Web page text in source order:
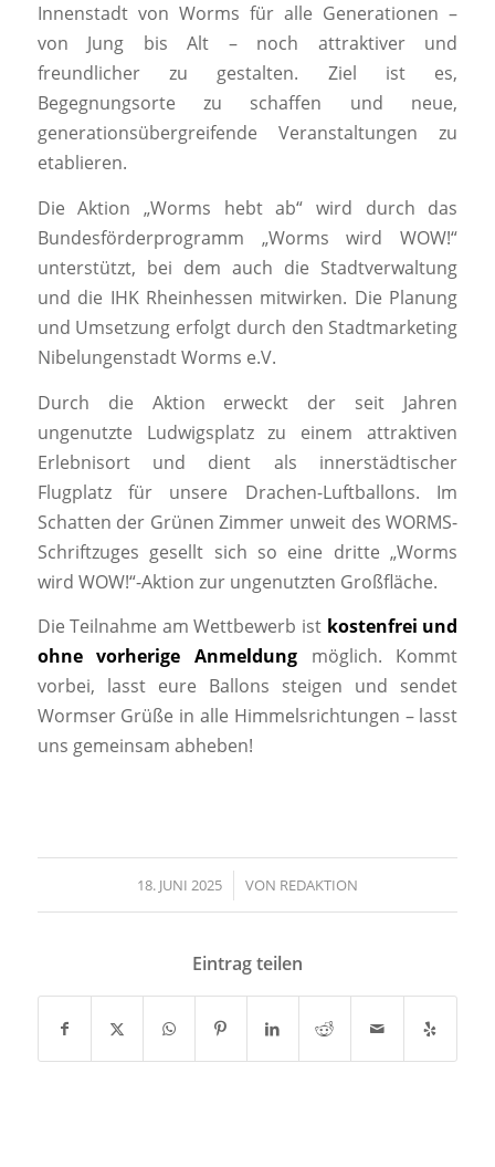
Innenstadt von Worms für alle Generationen –
von Jung bis Alt – noch attraktiver und
freundlicher zu gestalten. Ziel ist es,
Begegnungsorte zu schaffen und neue,
generationsübergreifende Veranstaltungen zu
etablieren.
Die Aktion „Worms hebt ab“ wird durch das
Bundesförderprogramm „Worms wird WOW!“
unterstützt, bei dem auch die Stadtverwaltung
und die IHK Rheinhessen mitwirken. Die Planung
und Umsetzung erfolgt durch den Stadtmarketing
Nibelungenstadt Worms e.V.
Durch die Aktion erweckt der seit Jahren
ungenutzte Ludwigsplatz zu einem attraktiven
Erlebnisort und dient als innerstädtischer
Flugplatz für unsere Drachen-Luftballons. Im
Schatten der Grünen Zimmer unweit des WORMS-
Schriftzuges gesellt sich so eine dritte „Worms
wird WOW!“-Aktion zur ungenutzten Großfläche.
Die Teilnahme am Wettbewerb ist kostenfrei und
ohne vorherige Anmeldung möglich. Kommt
vorbei, lasst eure Ballons steigen und sendet
Wormser Grüße in alle Himmelsrichtungen – lasst
uns gemeinsam abheben!
18. JUNI 2025
/ VON REDAKTION
Eintrag teilen